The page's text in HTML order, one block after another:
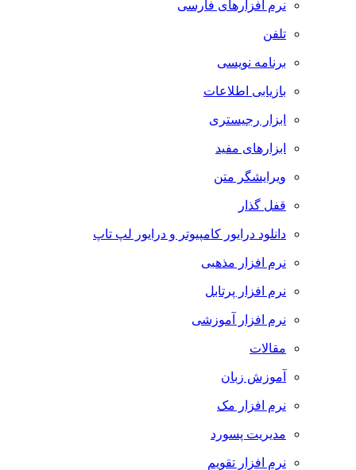
نرم افزارهای فارسی
تلفن
برنامه نویسی
بازیابی اطلاعات
ابزار رجیستری
ابزارهای مفید
ویرایشگر متن
قفل گذار
دانلود درایور کامپیوتر و درایور لپ تاپ
نرم افزار مذهبی
نرم افزار پرتابل
نرم افزار آموزشی
مقالات
آموزش زبان
نرم افزار مک
مدیریت پسورد
نرم افزار تقویم